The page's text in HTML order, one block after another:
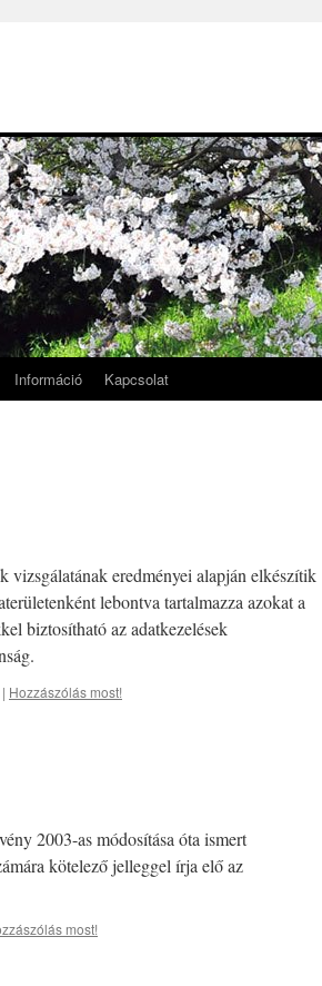
Információ Kapcsolat
vizsgálatának eredményei alapján elkészítik
lebontva tartalmazza azokat a
biztosítható az adatkezelések
| Hozzászólás most!
2003-as módosítása óta ismert
kötelező jelleggel írja elő az
most!